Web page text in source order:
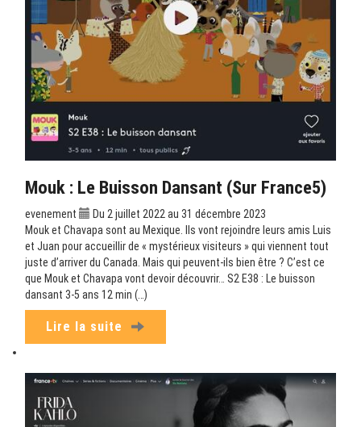
Mouk : Le Buisson Dansant (sur France5)
evenement
Du 2 juillet 2022 au 31 décembre 2023
Mouk et Chavapa sont au Mexique. Ils vont rejoindre leurs amis Luis
et Juan pour accueillir de « mystérieux visiteurs » qui viennent tout
juste d’arriver du Canada. Mais qui peuvent-ils bien être ? C’est ce
que Mouk et Chavapa vont devoir découvrir… S2 E38 : Le buisson
dansant 3-5 ans 12 min (…)
Lire la suite